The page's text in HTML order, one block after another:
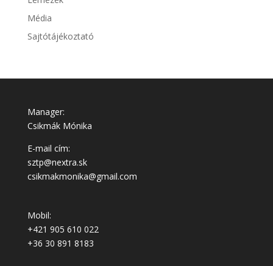
Média
Sajtótájékoztató
Manager:
Csikmák Mónika
E-mail cím:
sztp@nextra.sk
csikmakmonika@gmail.com
Mobil:
+421 905 610 022
+36 30 891 8183